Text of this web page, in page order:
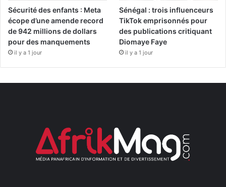
Sécurité des enfants : Meta
écope d’une amende record
de 942 millions de dollars
pour des manquements
il y a 1 jour
Sénégal : trois influenceurs
TikTok emprisonnés pour
des publications critiquant
Diomaye Faye
il y a 1 jour